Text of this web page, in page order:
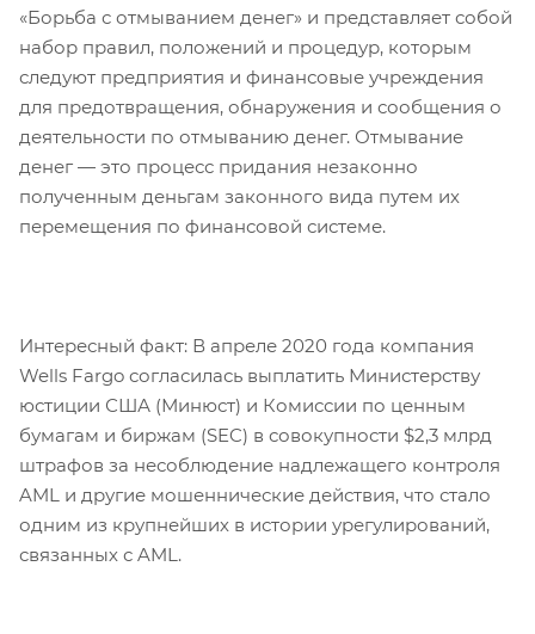
«Борьба с отмыванием денег» и представляет собой
набор правил, положений и процедур, которым
следуют предприятия и финансовые учреждения
для предотвращения, обнаружения и сообщения о
деятельности по отмыванию денег. Отмывание
денег — это процесс придания незаконно
полученным деньгам законного вида путем их
перемещения по финансовой системе.
Интересный факт: В апреле 2020 года компания
Wells Fargo согласилась выплатить Министерству
юстиции США (Минюст) и Комиссии по ценным
бумагам и биржам (SEC) в совокупности $2,3 млрд
штрафов за несоблюдение надлежащего контроля
AML и другие мошеннические действия, что стало
одним из крупнейших в истории урегулирований,
связанных с AML.